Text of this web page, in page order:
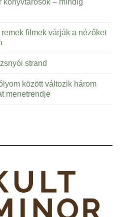
könyvtárosok – mindig
filmek várják a nézőket
strand
között változik három
menetrendje